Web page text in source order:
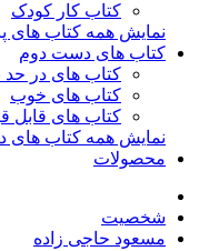
کتاب کار کودک
نمایش همه کتاب
کتاب های دست دوم
کتاب های در حد
کتاب های خوب
کتاب های قابل
نمایش همه کتاب
محصولات
شخصیت
مسعود حاجی زاده